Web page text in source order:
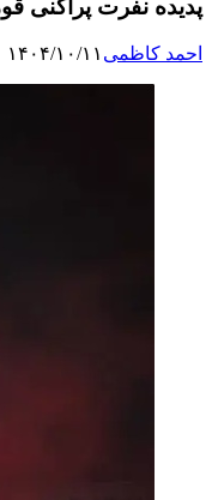
پدیده نفرت پراکنی
احمد کاظمی ۱۴۰۴/۱۰/۱۱ ۱۴:۰۰:۴۰